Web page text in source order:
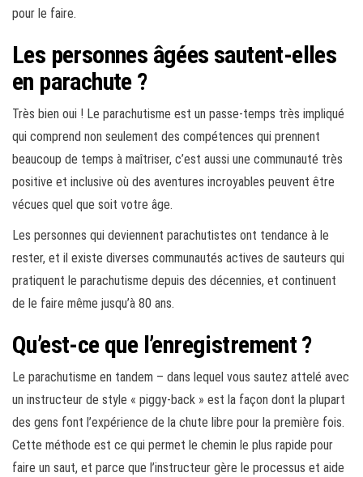
pour le faire.
Les personnes âgées sautent-elles
en parachute ?
Très bien oui ! Le parachutisme est un passe-temps très impliqué
qui comprend non seulement des compétences qui prennent
beaucoup de temps à maîtriser, c’est aussi une communauté très
positive et inclusive où des aventures incroyables peuvent être
vécues quel que soit votre âge.
Les personnes qui deviennent parachutistes ont tendance à le
rester, et il existe diverses communautés actives de sauteurs qui
pratiquent le parachutisme depuis des décennies, et continuent
de le faire même jusqu’à 80 ans.
Qu’est-ce que l’enregistrement ?
Le parachutisme en tandem – dans lequel vous sautez attelé avec
un instructeur de style « piggy-back » est la façon dont la plupart
des gens font l’expérience de la chute libre pour la première fois.
Cette méthode est ce qui permet le chemin le plus rapide pour
faire un saut, et parce que l’instructeur gère le processus et aide